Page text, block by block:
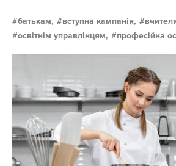
батькам, вступна кампанія,
освітнім управлінцям,
професійна